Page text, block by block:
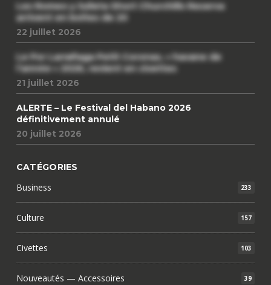
Les Romeo y Julieta Short Churchills Reserva
arrivent en boîtes de 20
22 juillet 2026
Le Por Larrañaga Petit Coronas, « havane de
l’année » 2026, revient en civettes
21 juillet 2026
ALERTE – Le Festival del Habano 2026
définitivement annulé
20 juillet 2026
CATÉGORIES
Business 233
Culture 157
Civettes 103
Nouveautés — Accessoires 39